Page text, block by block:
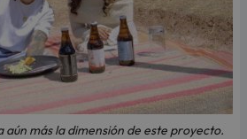
aún más la dimensión de este proyecto.